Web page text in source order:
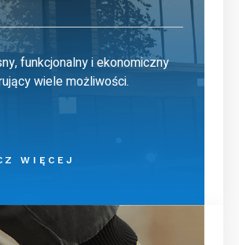
funkcjonalny i ekonomiczny
wiele możliwości.
WIĘCEJ